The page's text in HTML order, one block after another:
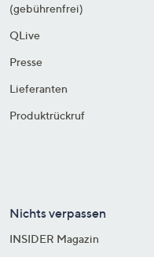
(gebührenfrei)
QLive
Presse
Lieferanten
Produktrückruf
Nichts verpassen
INSIDER Magazin